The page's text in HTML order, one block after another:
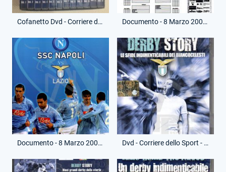
Cofanetto Dvd - Corriere dello Sport - I miti biancocelesti Documento - 8 Marzo 2009 - Match Program - Partita Napoli-Lazio
Documento - 8 Marzo 2009 - Cartellina Stampa - Campionato Serie A - Napoli-Lazio Dvd - Corriere dello Sport - Derby Story - (Fronte)